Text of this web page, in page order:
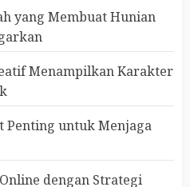
yang Membuat Hunian
Menampilkan Karakter
Penting untuk Menjaga
dengan Strategi